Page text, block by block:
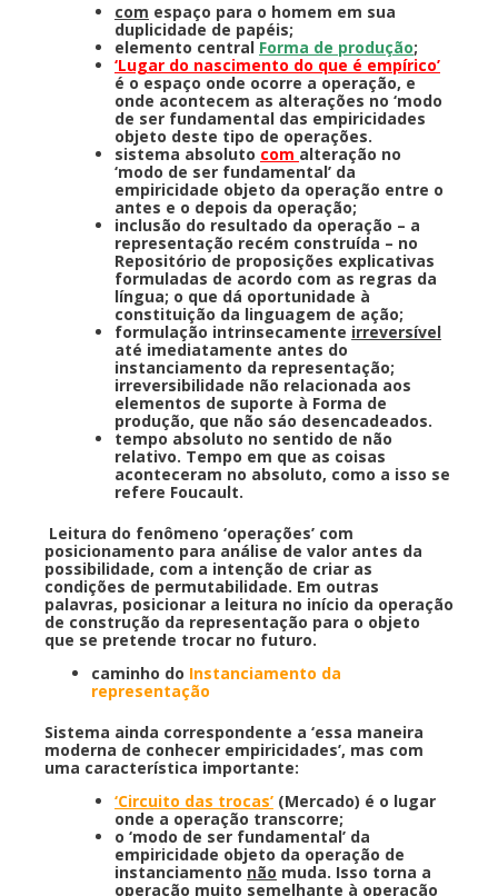
com espaço para o homem em sua
duplicidade de papéis;
elemento central Forma de produção;
‘Lugar do nascimento do que é empírico’
é o espaço onde ocorre a operação, e
onde acontecem as alterações no ‘modo
de ser fundamental das empiricidades
objeto deste tipo de operações.
sistema absoluto com alteração no
‘modo de ser fundamental’ da
empiricidade objeto da operação entre o
antes e o depois da operação;
inclusão do resultado da operação – a
representação recém construída – no
Repositório de proposições explicativas
formuladas de acordo com as regras da
língua; o que dá oportunidade à
constituição da linguagem de ação;
formulação intrinsecamente irreversível
até imediatamente antes do
instanciamento da representação;
irreversibilidade não relacionada aos
elementos de suporte à Forma de
produção, que não sáo desencadeados.
tempo absoluto no sentido de não
relativo. Tempo em que as coisas
aconteceram no absoluto, como a isso se
refere Foucault.
Leitura do fenômeno ‘operações’ com
posicionamento para análise de valor antes da
possibilidade, com a intenção de criar as
condições de permutabilidade. Em outras
palavras, posicionar a leitura no início da operação
de construção da representação para o objeto
que se pretende trocar no futuro.
caminho do Instanciamento da
representação
Sistema ainda correspondente a ‘essa maneira
moderna de conhecer empiricidades’, mas com
uma característica importante:
‘Circuito das trocas’ (Mercado) é o lugar
onde a operação transcorre;
o ‘modo de ser fundamental’ da
empiricidade objeto da operação de
instanciamento não muda. Isso torna a
operação muito semelhante à operação